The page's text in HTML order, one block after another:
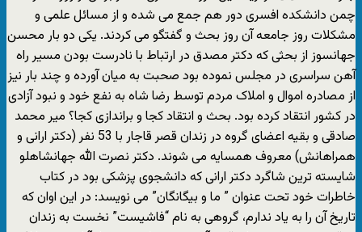
چمن دانشکده افسری دور هم جمع می شده و از مسائل علمی و
مشکلات روز جامعه آن روز بحث و گفتگو می کردند. یکی دو بار محسن
جهانسوز از بحثی که دکتر مصدق در ارتباط با نادرست بودن مسیر راه
آهن سراسری در مجلس نموده بود صحبت به میان آورده و چند بار نیز
از مصادره اموال و املاک مردم توسط رضا شاه به نفع خود و نبود آزادی
در کشور انتقاد کرده بود. بحث و انتقاد کجا و براندازی کجا؟ میر محمد
صادقی و بقیه اعضای گروه در زندان قصر قاجار با 53 نفر (دکتر ارانی و
همراهانش) معروف همسایه می شوند. دکتر نصرت الله جهانشاهلو
شایسته ترین شاگرد دکتر ارانی که دانشجوی پزشکی بود در کتاب
خاطرات خود تحت عنوان ” ما و بیگانگان” می نویسد: در این اوان که
تاریخ آن را به یاد ندارم، گروهی به نام “فاشیست” نخست به زندان